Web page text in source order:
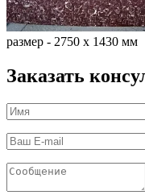
размер - 2750 х 1430 мм
Заказать